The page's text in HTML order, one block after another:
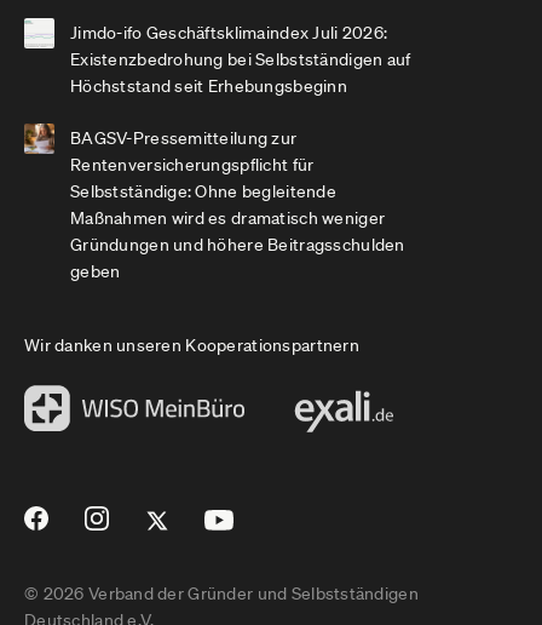
Jimdo-ifo Geschäftsklimaindex Juli 2026:
Existenzbedrohung bei Selbstständigen auf
Höchststand seit Erhebungsbeginn
BAGSV-Pressemitteilung zur
Rentenversicherungspflicht für
Selbstständige: Ohne begleitende
Maßnahmen wird es dramatisch weniger
Gründungen und höhere Beitragsschulden
geben
Wir danken unseren Kooperationspartnern
© 2026 Verband der Gründer und Selbstständigen
Deutschland e.V.